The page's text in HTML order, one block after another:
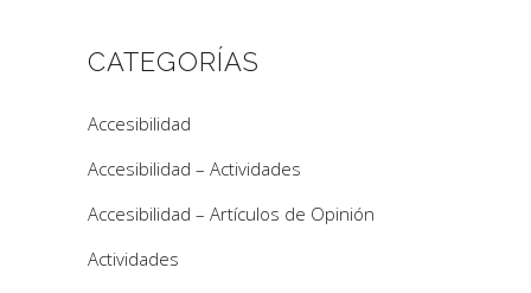
CATEGORÍAS
Accesibilidad
Accesibilidad – Actividades
Accesibilidad – Artículos de Opinión
Actividades